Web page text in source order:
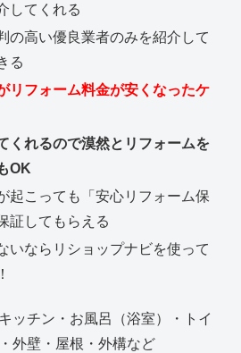
してくれる
の高い優良業者のみを紹介して
る
リフォーム料金が安くなったケ
くれるので漠然とリフォームを
OK
起こっても「安心リフォーム保
証してもらえる
いならリショップナビを使って
ッチン・お風呂（浴室）・トイ
外壁・屋根・外構など